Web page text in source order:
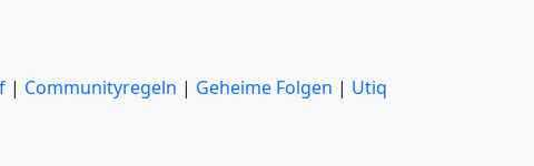
| Communityregeln | Geheime Folgen | Utiq